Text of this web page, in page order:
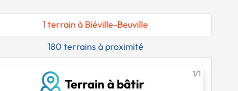
1 terrain à Biéville-Beuville
180 terrains à proximité
Terrain à bâtir
1/1